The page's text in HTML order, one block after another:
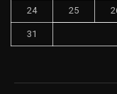
24 25
31